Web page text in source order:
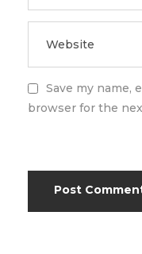
Save my name,
browser for the